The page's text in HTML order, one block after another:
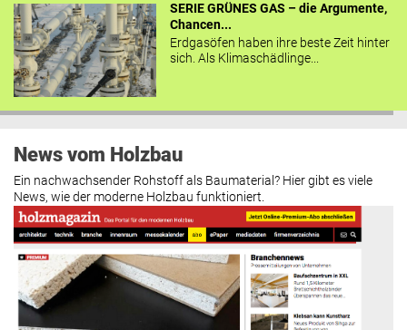
SERIE GRÜNES GAS – die Argumente,
Chancen...
Erdgasöfen haben ihre beste Zeit hinter
sich. Als Klimaschädlinge...
News vom Holzbau
Ein nachwachsender Rohstoff als Baumaterial? Hier gibt es viele
News, wie der moderne Holzbau funktioniert.